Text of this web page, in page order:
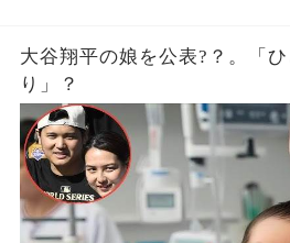
大谷翔平の娘を公表?？。「
り」？